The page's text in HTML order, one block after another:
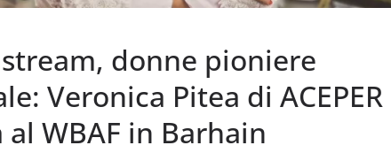
donne pioniere
Veronica Pitea di ACEPER
WBAF in Barhain